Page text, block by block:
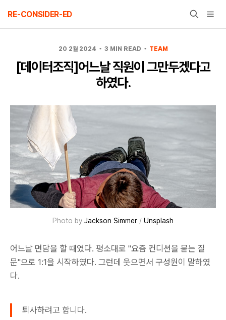
Skip
RE-CONSIDER-ED
20 2월 2024 3 MIN READ TEAM
[데이터조직]어느날 직원이 그만두겠다고
하였다.
Photo by Jackson Simmer / Unsplash
어느날 면담을 할 때였다. 평소대로 "요즘 컨디션을 묻는 질
문"으로 1:1을 시작하였다. 그런데 웃으면서 구성원이 말하였
다.
퇴사하려고 합니다.